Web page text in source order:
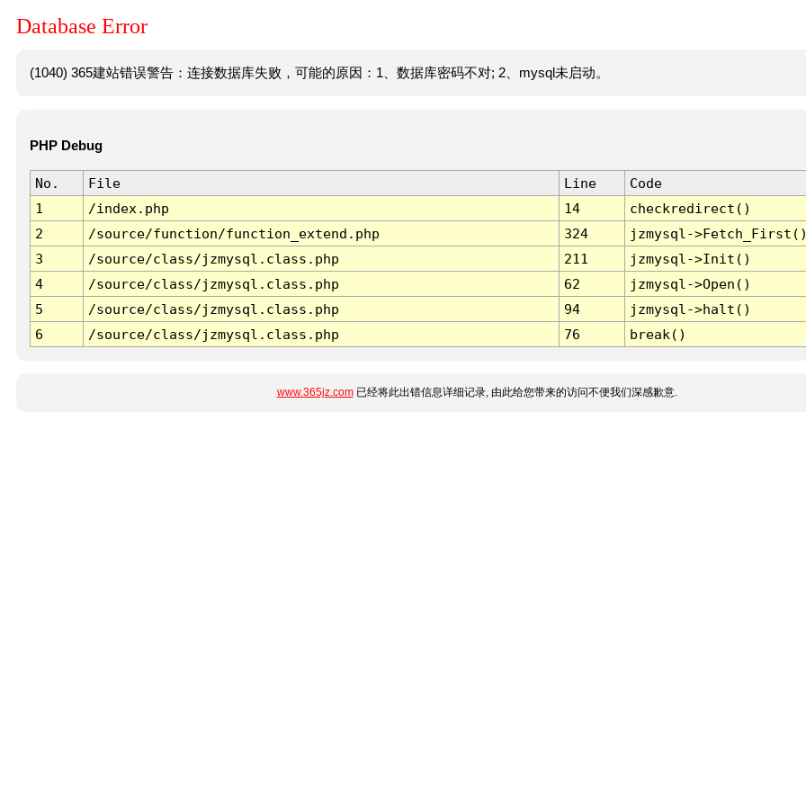
Database Error
(1040) 365建站错误警告：连接数据库失败，可能的原因：1、数据库密码不对; 2、mysql未启动。
PHP Debug
No. File Line
Code
1
/index.php 14
checkredirect()
2
/source/function/function_extend.php 324
jzmysql-
3
/source/class/jzmysql.class.php 211
jzmysql->Init()
4
/source/class/jzmysql.class.php 62
jzmysql->Open()
5
/source/class/jzmysql.class.php 94
jzmysql->halt()
6
/source/class/jzmysql.class.php 76 break()
www.365jz.com已经将此出错信息详细记录, 由此给您带来的访问不便我们深感歉意.